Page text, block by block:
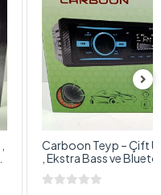
Carboon Teyp – Çift Usb, Çift
, Ekstra Bass ve
Oto Teyp